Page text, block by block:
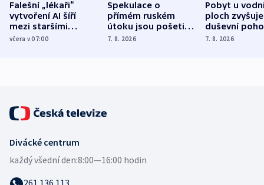
Falešní „lékaři“
vytvoření AI šíří
mezi staršími
Poláky nebezpečné
včera v 07:00
Spekulace o
přímém ruském
útoku jsou pošetilé,
míní estonský
7. 8. 2026
Pobyt u
ploch zvyšuje
duševní
ukázala
7. 8. 2026
Divácké centrum
každý všední den:8:00—16:00 hodin
261 136 113